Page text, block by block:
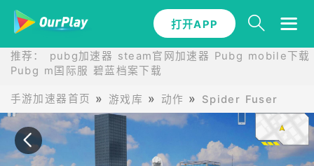
打开APP
推荐： pubg加速器 steam官网加速器 Pubg mobile下载
Pubg m国际服 碧蓝档案下载
手游加速器首页 游戏库 动作 Spider Fuser
打开APP